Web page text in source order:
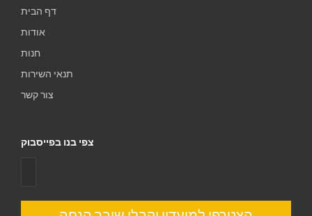
דף הבית
אודות
חנות
תנאי השירות
צור קשר
צפי בנו בפייסבוק